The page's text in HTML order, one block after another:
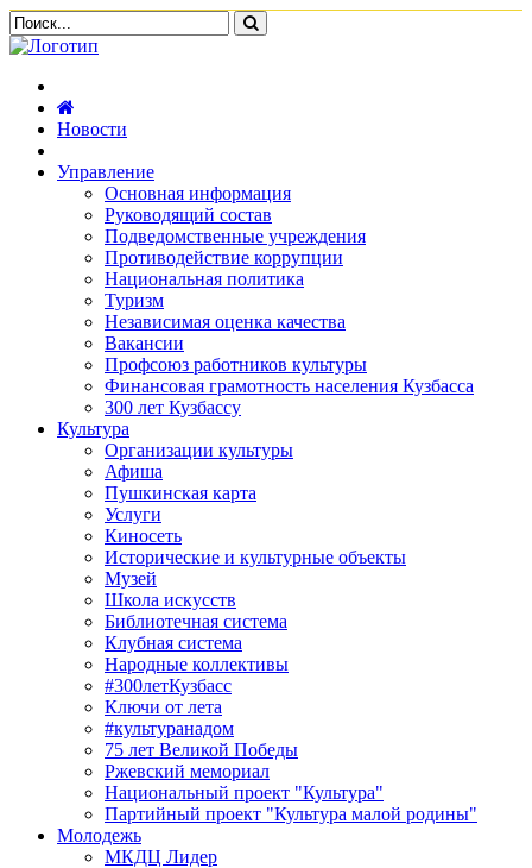
Новости
Управление
Основная информация
Руководящий состав
Подведомственные учреждения
Противодействие коррупции
Национальная политика
Туризм
Независимая оценка качества
Вакансии
Профсоюз работников культуры
Финансовая грамотность населения Кузбасса
300 лет Кузбассу
Культура
Организации культуры
Афиша
Пушкинская карта
Услуги
Киносеть
Исторические и культурные объекты
Музей
Школа искусств
Библиотечная система
Клубная система
Народные коллективы
#300летКузбасс
Ключи от лета
#культуранадом
75 лет Великой Победы
Ржевский мемориал
Национальный проект "Культура"
Партийный проект "Культура малой родины"
Молодежь
МКДЦ Лидер